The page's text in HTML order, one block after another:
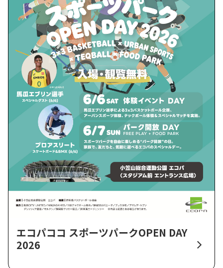
エコパココ スポーツパークOPEN DAY
2026